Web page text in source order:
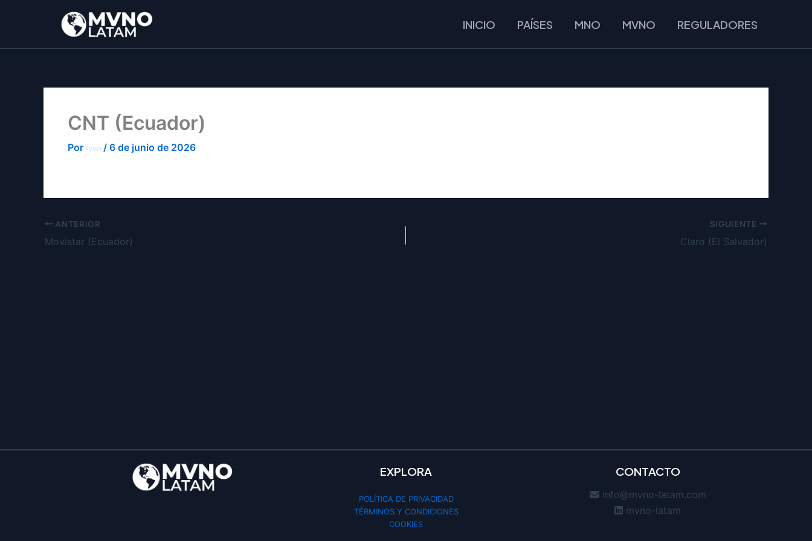
INICIO PAÍSES MNO MVNO REGULADORES
CNT (Ecuador)
Por Ivan / 6 de junio de 2026
ANTERIOR
Movistar (Ecuador)
SIGUIENTE
Claro (El Salvador)
EXPLORA
POLÍTICA DE PRIVACIDAD
TÉRMINOS Y CONDICIONES
COOKIES
CONTACTO
info@mvno-latam.com
mvno-latam